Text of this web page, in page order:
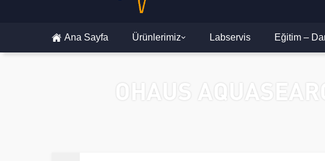
Ana Sayfa Ürünlerimiz Labservis Eğitim –
OHAUS